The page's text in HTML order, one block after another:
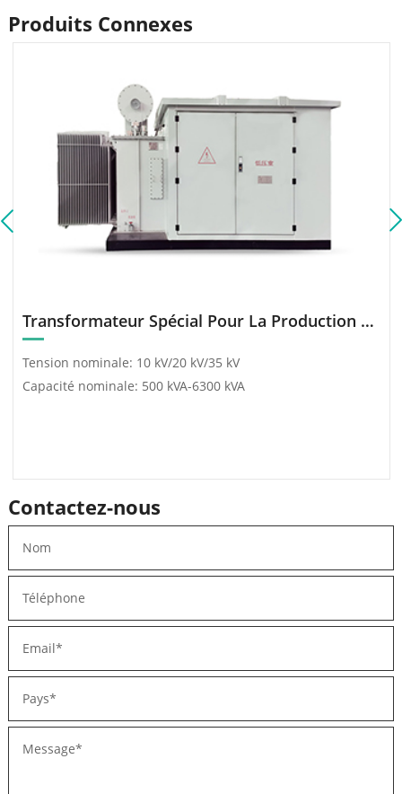
puissance et d'autres
paramètres en temps réel,
vers le système de
surveillance via une
interface de
communication,
permettant ainsi la
surveillance et la gestion à
distance.
Produits Connexes
Transformateur Spécial Pour La Production D’Énergie Renouvelable (Photovoltaïque, Éolien)
Tension nominale: 10 kV/20 kV/35 kV
Capacité nominale: 500 kVA-6300 kVA
Contactez-nous